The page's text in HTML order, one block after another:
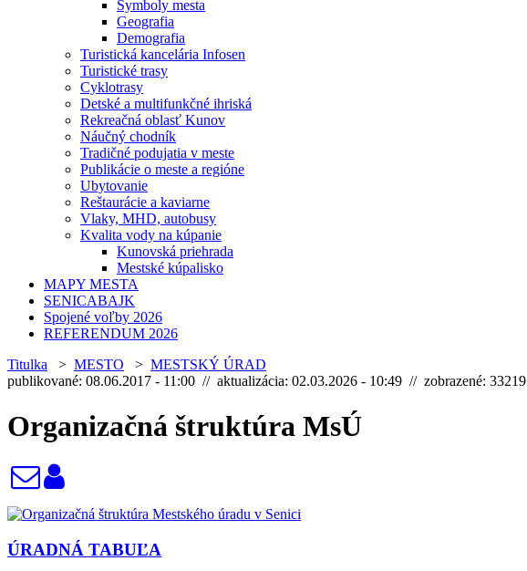
Symboly mesta
Geografia
Demografia
Turistická kancelária Infosen
Turistické trasy
Cyklotrasy
Detské a multifunkčné ihriská
Rekreačná oblasť Kunov
Náučný chodník
Tradičné podujatia v meste
Publikácie o meste a regióne
Ubytovanie
Reštaurácie a kaviarne
Vlaky, MHD, autobusy
Kvalita vody na kúpanie
Kunovská priehrada
Mestské kúpalisko
MAPY MESTA
SENICABAJK
Spojené voľby 2026
REFERENDUM 2026
Titulka > MESTO > MESTSKÝ ÚRAD
publikované: 08.06.2017 - 11:00 // aktualizácia: 02.03.2026 - 10:49 // zobrazené: 33219
Organizačná štruktúra MsÚ
ÚRADNÁ TABUĽA